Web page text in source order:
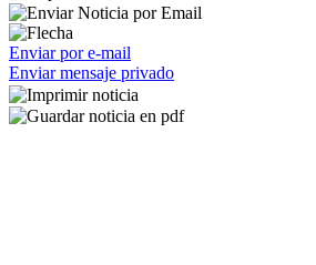
Enviar por e-mail
Enviar mensaje privado